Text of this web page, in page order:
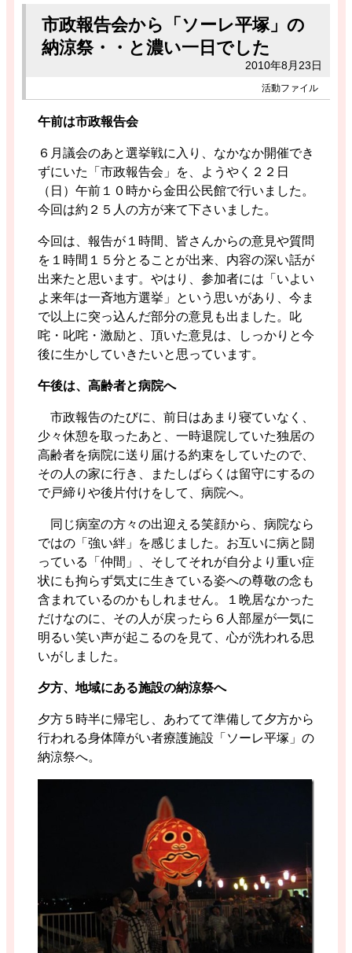
市政報告会から「ソーレ平塚」の
納涼祭・・と濃い一日でした
2010年8月23日
活動ファイル
午前は市政報告会
６月議会のあと選挙戦に入り、なかなか開催でき
ずにいた「市政報告会」を、ようやく２２日
（日）午前１０時から金田公民館で行いました。
今回は約２５人の方が来て下さいました。
今回は、報告が１時間、皆さんからの意見や質問
を１時間１５分とることが出来、内容の深い話が
出来たと思います。やはり、参加者には「いよい
よ来年は一斉地方選挙」という思いがあり、今ま
で以上に突っ込んだ部分の意見も出ました。叱
咤・叱咤・激励と、頂いた意見は、しっかりと今
後に生かしていきたいと思っています。
午後は、高齢者と病院へ
市政報告のたびに、前日はあまり寝ていなく、
少々休憩を取ったあと、一時退院していた独居の
高齢者を病院に送り届ける約束をしていたので、
その人の家に行き、またしばらくは留守にするの
で戸締りや後片付けをして、病院へ。
同じ病室の方々の出迎える笑顔から、病院なら
ではの「強い絆」を感じました。お互いに病と闘
っている「仲間」、そしてそれが自分より重い症
状にも拘らず気丈に生きている姿への尊敬の念も
含まれているのかもしれません。１晩居なかった
だけなのに、その人が戻ったら６人部屋が一気に
明るい笑い声が起こるのを見て、心が洗われる思
いがしました。
夕方、地域にある施設の納涼祭へ
夕方５時半に帰宅し、あわてて準備して夕方から
行われる身体障がい者療護施設「ソーレ平塚」の
納涼祭へ。